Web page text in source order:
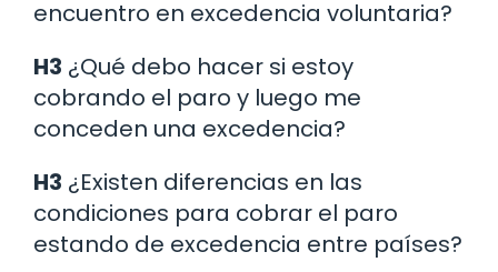
encuentro en excedencia voluntaria?
H3 ¿Qué debo hacer si estoy
cobrando el paro y luego me
conceden una excedencia?
H3 ¿Existen diferencias en las
condiciones para cobrar el paro
estando de excedencia entre países?